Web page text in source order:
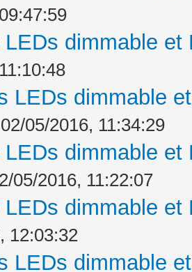
dimmable
LEDs dimmable
05/2016, 11:34:29
dimmable
05/2016, 11:22:07
dimmable
12:03:32
LEDs dimmable